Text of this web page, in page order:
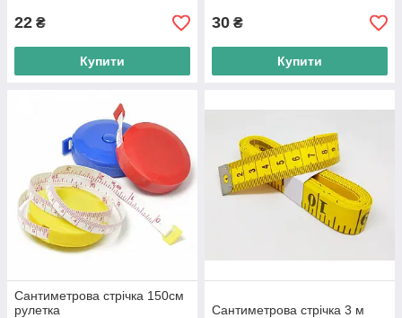
22 ₴
Купити
30 ₴
Купити
Сантиметрова стрічка 150см
рулетка
Сантиметрова стрічка 3 м